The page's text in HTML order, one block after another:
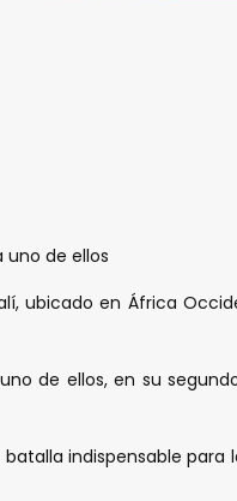
de ellos
ubicado en África
de ellos, en su
indispensable para